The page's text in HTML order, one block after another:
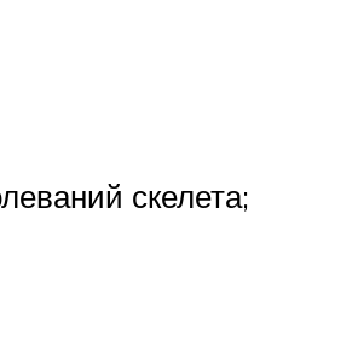
скелета;